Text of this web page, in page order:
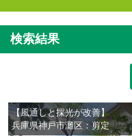
検索結果
【風通しと採光が改善】
兵庫県神戸市灘区：剪定